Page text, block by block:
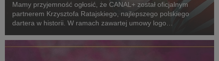
Mamy przyjemność ogłosić, że CANAL+ został oficjalnym
partnerem Krzysztofa Ratajskiego, najlepszego polskiego
dartera w historii. W ramach zawartej umowy logo
startowych naszego zawodnika podczas